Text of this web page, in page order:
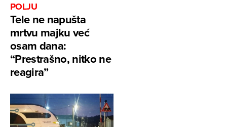
POLJU
Tele ne napušta
mrtvu majku već
osam dana:
“Prestrašno, nitko ne
reagira”